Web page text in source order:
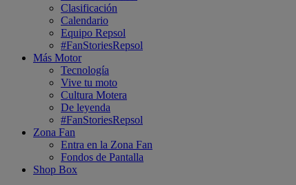
Clasificación
Calendario
Equipo Repsol
#FanStoriesRepsol
Más Motor
Tecnología
Vive tu moto
Cultura Motera
De leyenda
#FanStoriesRepsol
Zona Fan
Entra en la Zona Fan
Fondos de Pantalla
Shop Box